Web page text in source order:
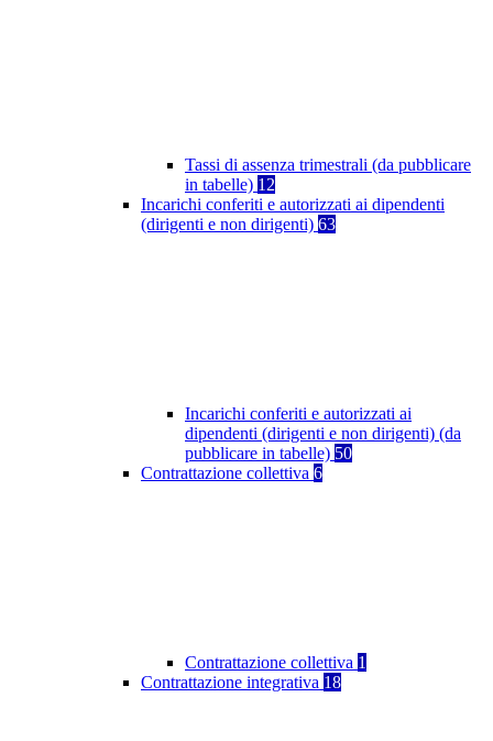
Tassi di assenza trimestrali (da pubblicare
in tabelle) 12
Incarichi conferiti e autorizzati ai dipendenti
(dirigenti e non dirigenti) 63
Incarichi conferiti e autorizzati ai
dipendenti (dirigenti e non dirigenti) (da
pubblicare in tabelle) 50
Contrattazione collettiva 6
Contrattazione collettiva 1
Contrattazione integrativa 18